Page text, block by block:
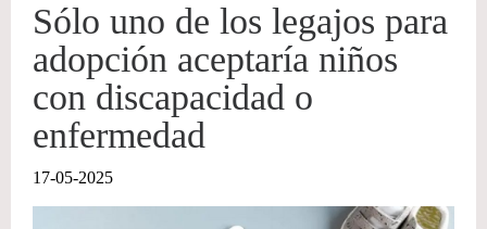
Sólo uno de los legajos para
adopción aceptaría niños
con discapacidad o
enfermedad
17-05-2025